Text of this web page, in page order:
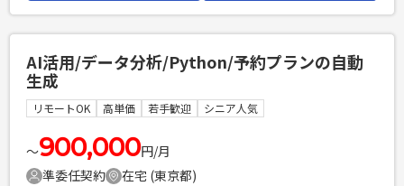
の設計・開発 ・要件定義、開発進行、技術的意思決定などの
推進・リード ・運用フロー、実験管理の自動化・効率化 ・シ
ステムの信頼性 / 品質の向上 【開発環境】 ・開発言語:
Python ・インフラ: Google Cloud ・分析・モニタリング基
盤: BigQuery, Tableau, Looker Studio ・その他: Crashlytics,
Docker, GitHub, Terraform, Slack, Figma, Notion
AI活用/データ分析/Python/予約プランの自動
生成
リモートOK 高単価 若手歓迎 シニア人気
〜900,000円/月
準委任契約
在宅 (東京都)